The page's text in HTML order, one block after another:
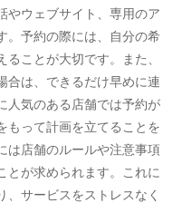
やウェブサイト、専用のア
。予約の際には、自分の希
ことが大切です。また、
合は、できるだけ早めに連
人気のある店舗では予約が
もって計画を立てることを
は店舗のルールや注意事項
とが求められます。これに
サービスをストレスなく